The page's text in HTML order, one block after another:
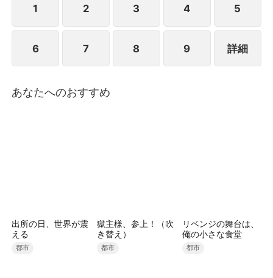
頃、沈寒声はとっくに荷物をまとめ、振り返ることな
1 2 3 4 5
6 7 8 9 詳細
あなたへのおすすめ
出所の日、世界が震
える
都市
獄主様、参上！（吹
き替え）
都市
リベンジの舞台は、
俺の小さな食堂
都市